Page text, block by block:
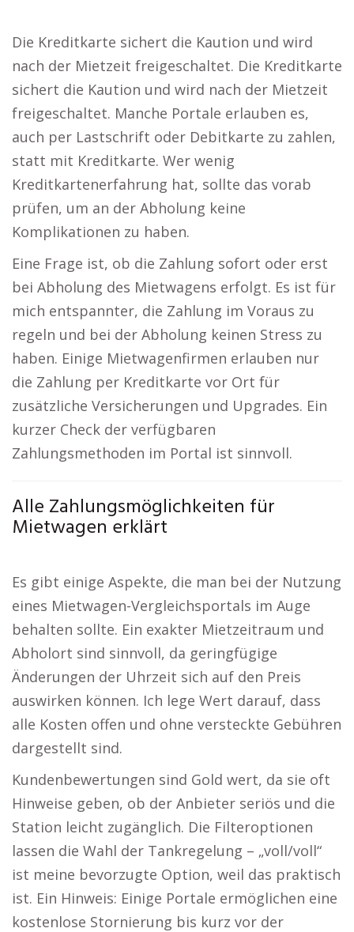
Die Kreditkarte sichert die Kaution und wird
nach der Mietzeit freigeschaltet. Die Kreditkarte
sichert die Kaution und wird nach der Mietzeit
freigeschaltet. Manche Portale erlauben es,
auch per Lastschrift oder Debitkarte zu zahlen,
statt mit Kreditkarte. Wer wenig
Kreditkartenerfahrung hat, sollte das vorab
prüfen, um an der Abholung keine
Komplikationen zu haben.
Eine Frage ist, ob die Zahlung sofort oder erst
bei Abholung des Mietwagens erfolgt. Es ist für
mich entspannter, die Zahlung im Voraus zu
regeln und bei der Abholung keinen Stress zu
haben. Einige Mietwagenfirmen erlauben nur
die Zahlung per Kreditkarte vor Ort für
zusätzliche Versicherungen und Upgrades. Ein
kurzer Check der verfügbaren
Zahlungsmethoden im Portal ist sinnvoll.
Alle Zahlungsmöglichkeiten für
Mietwagen erklärt
Es gibt einige Aspekte, die man bei der Nutzung
eines Mietwagen-Vergleichsportals im Auge
behalten sollte. Ein exakter Mietzeitraum und
Abholort sind sinnvoll, da geringfügige
Änderungen der Uhrzeit sich auf den Preis
auswirken können. Ich lege Wert darauf, dass
alle Kosten offen und ohne versteckte Gebühren
dargestellt sind.
Kundenbewertungen sind Gold wert, da sie oft
Hinweise geben, ob der Anbieter seriös und die
Station leicht zugänglich. Die Filteroptionen
lassen die Wahl der Tankregelung – „voll/voll“
ist meine bevorzugte Option, weil das praktisch
ist. Ein Hinweis: Einige Portale ermöglichen eine
kostenlose Stornierung bis kurz vor der